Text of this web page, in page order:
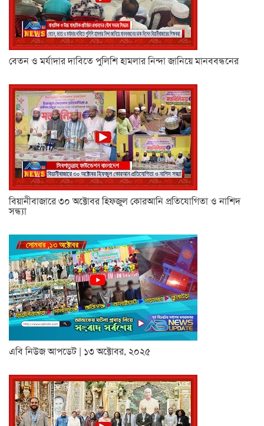
বেতন ও মর্যাদার দাবিতে পুলিশি হামলার নিন্দা জানিয়ে মানববন্ধনের
বিয়ানীবাজারে ৩০ অক্টোবর হিফজুল কোরআনি প্রতিযোগিতা ও নাশিদ
সন্ধ্যা
এবি নিউজ আপডেট | ১৩ অক্টোবর, ২০২৫